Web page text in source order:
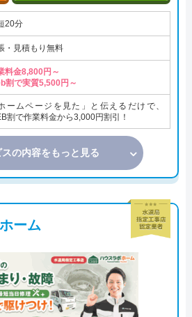
20分
・見積もり無料
料金8,800円～
割で実質5,500円～
ホームページを見た」と伝えるだけで、
割で作業料金から3,000円割引！
の内容をもっと見る
ーム